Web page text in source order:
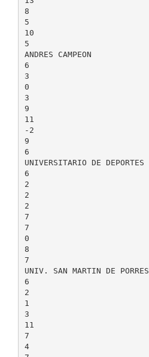
8
5
10
5
ANDRES CAMPEON
6
3
0
3
9
11
-2
9
6
UNIVERSITARIO DE DEPORTES
6
2
2
2
7
7
0
8
7
UNIV. SAN MARTIN DE PORRES
6
2
1
3
11
7
4